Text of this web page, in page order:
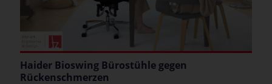
Haider Bioswing Bürostühle gegen
Rückenschmerzen